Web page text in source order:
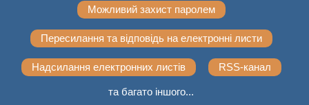
Можливий захист паролем
Пересилання та відповідь на електронні листи
Надсилання електронних листів RSS-канал
та багато іншого...